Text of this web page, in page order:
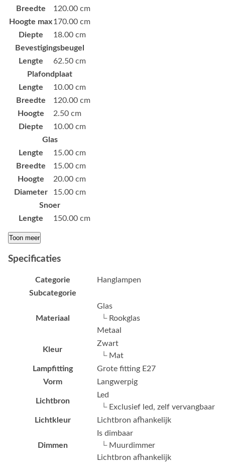
Breedte
120.00 cm
Hoogte max170.00 cm
Diepte
18.00 cm
Bevestigingsbeugel
Lengte
62.50 cm
Plafondplaat
Lengte
10.00 cm
Breedte
120.00 cm
Hoogte
2.50 cm
Diepte
10.00 cm
Glas
Lengte
15.00 cm
Breedte
15.00 cm
Hoogte
20.00 cm
Diameter
15.00 cm
Snoer
Lengte
150.00 cm
Toon meer
Specificaties
Categorie
Hanglampen
Subcategorie
Materiaal
Glas
└ Rookglas
Metaal
Kleur
Zwart
└ Mat
Lampfitting
Grote fitting E27
Vorm
Langwerpig
Lichtbron
Led
└ Exclusief led, zelf vervangbaar
Lichtkleur
Lichtbron afhankelijk
Dimmen
Is dimbaar
└ Muurdimmer
Lichtbron afhankelijk